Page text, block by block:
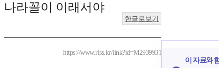
나라꼴이 이래서야
한글로보기
https://www.riss.kr/link?id=M2939931
이 자료와